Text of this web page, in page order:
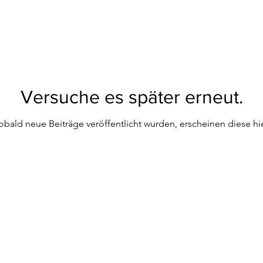
Versuche es später erneut.
neue Beiträge veröffentlicht wurden, erscheinen diese